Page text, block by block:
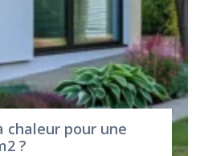
chaleur pour une
?